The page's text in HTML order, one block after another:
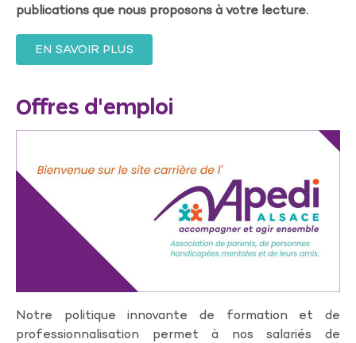
publications que nous proposons à votre lecture.
EN SAVOIR PLUS
Offres d'emploi
Notre politique innovante de formation et de
professionnalisation permet à nos salariés de